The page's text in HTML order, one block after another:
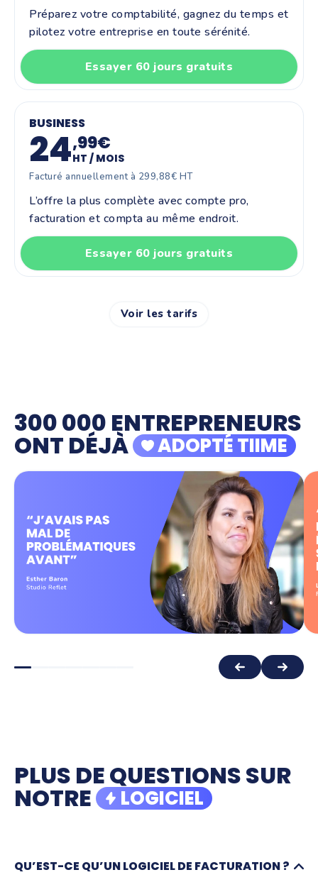
Préparez votre comptabilité, gagnez du temps et
pilotez votre entreprise en toute sérénité.
Essayer 60 jours gratuits
BUSINESS
24,99€
HT / MOIS
Facturé annuellement à 299,88€ HT
L’offre la plus complète avec compte pro,
facturation et compta au même endroit.
Essayer 60 jours gratuits
Voir les tarifs
300 000 ENTREPRENEURS
ONT DÉJÀ ADOPTÉ TIIME
Esther Baron, Studio Reflet
PLUS DE QUESTIONS SUR
NOTRE LOGICIEL
QU’EST-CE QU’UN LOGICIEL DE FACTURATION ?